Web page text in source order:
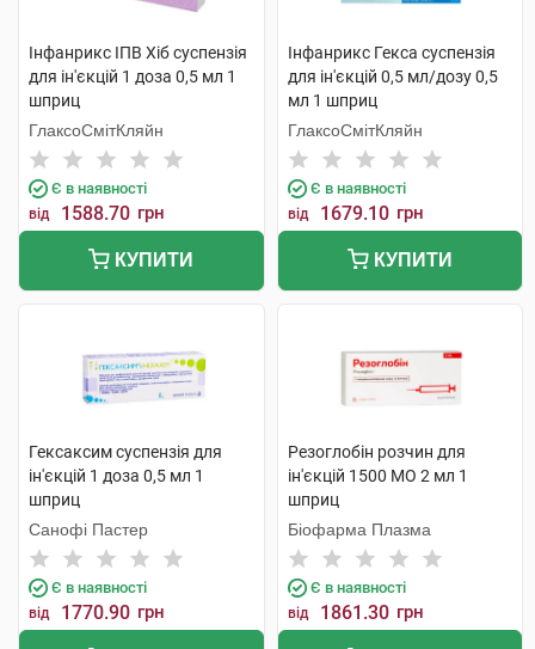
Інфанрикс ІПВ Хіб суспензія
для ін'єкцій 1 доза 0,5 мл 1
шприц
ГлаксоСмітКляйн
Є в наявності
від 1588.70 грн
КУПИТИ
Інфанрикс Гекса суспензія
для ін'єкцій 0,5 мл/дозу 0,5
мл 1 шприц
ГлаксоСмітКляйн
Є в наявності
від 1679.10 грн
КУПИТИ
Гексаксим суспензія для
ін'єкцій 1 доза 0,5 мл 1
шприц
Санофі Пастер
Є в наявності
від 1770.90 грн
Резоглобін розчин для
ін'єкцій 1500 МО 2 мл 1
шприц
Біофарма Плазма
Є в наявності
від 1861.30 грн